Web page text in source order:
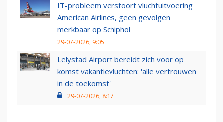
IT-probleem verstoort vluchtuitvoering
American Airlines, geen gevolgen
merkbaar op Schiphol
29-07-2026, 9:05
Lelystad Airport bereidt zich voor op
komst vakantievluchten: 'alle vertrouwen
in de toekomst'
29-07-2026, 8:17